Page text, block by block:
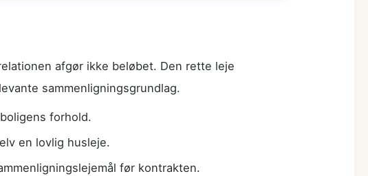
afgør ikke beløbet. Den rette leje
sammenligningsgrundlag.
forhold.
en lovlig husleje.
før kontrakten.